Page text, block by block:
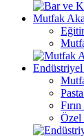
Mutfak
Özel